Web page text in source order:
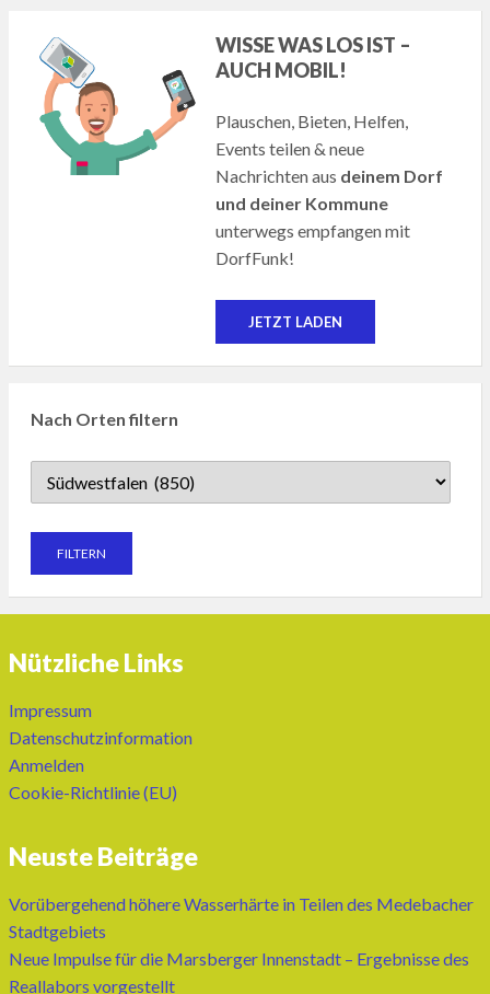
WISSE WAS LOS IST –
AUCH MOBIL!
Plauschen, Bieten, Helfen,
Events teilen & neue
Nachrichten aus deinem Dorf
und deiner Kommune
unterwegs empfangen mit
DorfFunk!
JETZT LADEN
Nach Orten filtern
Nützliche Links
Impressum
Datenschutzinformation
Anmelden
Cookie-Richtlinie (EU)
Neuste Beiträge
Vorübergehend höhere Wasserhärte in Teilen des Medebacher
Stadtgebiets
Neue Impulse für die Marsberger Innenstadt – Ergebnisse des
Reallabors vorgestellt